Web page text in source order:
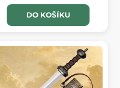
DO KOŠÍKU